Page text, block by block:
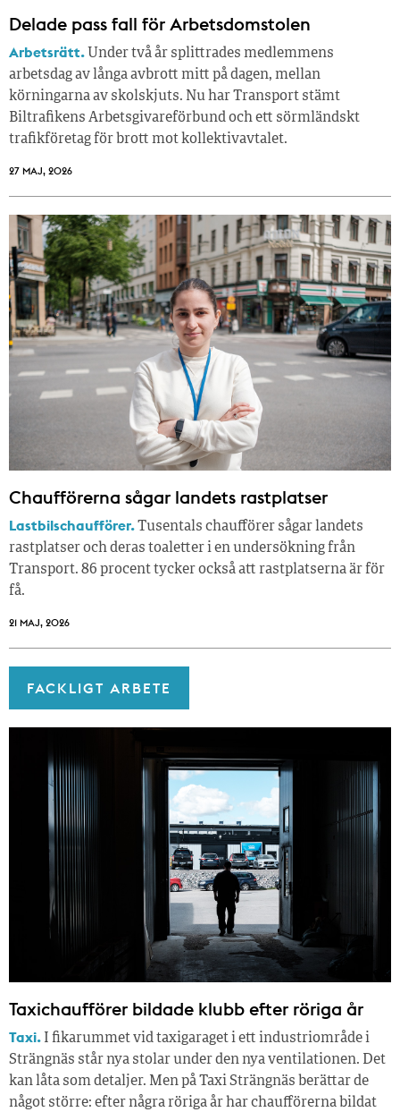
Delade pass fall för Arbetsdomstolen
Arbetsrätt. Under två år splittrades medlemmens
arbetsdag av långa avbrott mitt på dagen, mellan
körningarna av skolskjuts. Nu har Transport stämt
Biltrafikens Arbetsgivareförbund och ett sörmländskt
trafikföretag för brott mot kollektivavtalet.
27 MAJ, 2026
Chaufförerna sågar landets rastplatser
Lastbilschaufförer.Tusentals chaufförer sågar landets
rastplatser och deras toaletter i en undersökning från
Transport. 86 procent tycker också att rastplatserna är för
få.
21 MAJ, 2026
FACKLIGT ARBETE
Taxichaufförer bildade klubb efter röriga år
Taxi. I fikarummet vid taxigaraget i ett industriområde i
Strängnäs står nya stolar under den nya ventilationen. Det
kan låta som detaljer. Men på Taxi Strängnäs berättar de
något större: efter några röriga år har chaufförerna bildat